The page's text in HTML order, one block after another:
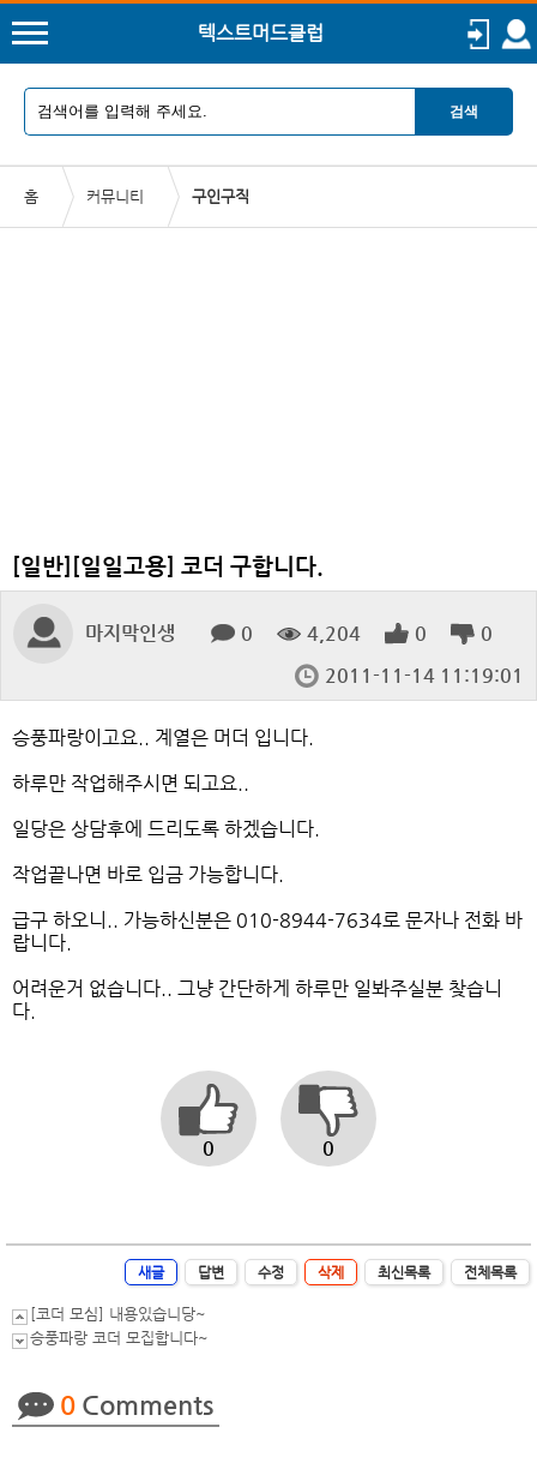
텍스트머드클럽
검색
홈 커뮤니티 구인구직
[일반][일일고용] 코더 구합니다.
마지막인생 0 4,204 0
0
2011-11-14 11:19:01
승풍파랑이고요.. 계열은 머더 입니다.
하루만 작업해주시면 되고요..
일당은 상담후에 드리도록 하겠습니다.
작업끝나면 바로 입금 가능합니다.
급구 하오니.. 가능하신분은 010-8944-7634로 문자나 전화 바
랍니다.
어려운거 없습니다.. 그냥 간단하게 하루만 일봐주실분 찾습니
다.
0 0
새글 답변 수정 삭제 최신목록 전체목록
[코더 모심] 내용있습니당~
승풍파랑 코더 모집합니다~
0 Comments